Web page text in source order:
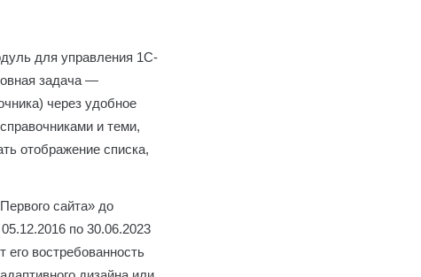
для управления 1С-
задача —
через удобное
и теми,
отображение списка,
сайта» до
по 30.06.2023
его востребованность